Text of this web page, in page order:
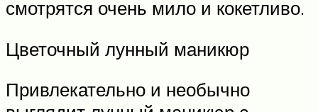
смотрятся очень мило и кокетливо.
Цветочный лунный маникюр
Привлекательно и необычно